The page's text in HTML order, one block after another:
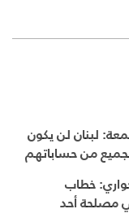
لبنان لن يكون
من حساباتهم
خطاب
مصلحة أحد